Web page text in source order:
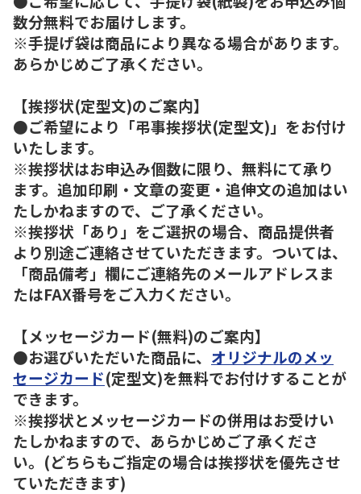
数分無料でお届けします。
※手提げ袋は商品により異なる場合があります。
あらかじめご了承ください。
【挨拶状(定型文)のご案内】
●ご希望により「弔事挨拶状(定型文)」をお付け
いたします。
※挨拶状はお申込み個数に限り、無料にて承り
ます。追加印刷・文章の変更・追伸文の追加はい
たしかねますので、ご了承ください。
※挨拶状「あり」をご選択の場合、商品提供者
より別途ご連絡させていただきます。ついては、
「商品備考」欄にご連絡先のメールアドレスま
たはFAX番号をご入力ください。
【メッセージカード(無料)のご案内】
●お選びいただいた商品に、 オリジナルのメッ
セージカード(定型文)を無料でお付けすることが
できます。
※挨拶状とメッセージカードの併用はお受けい
たしかねますので、あらかじめご了承くださ
い。(どちらもご指定の場合は挨拶状を優先させ
ていただきます)